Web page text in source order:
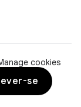
cookies
se